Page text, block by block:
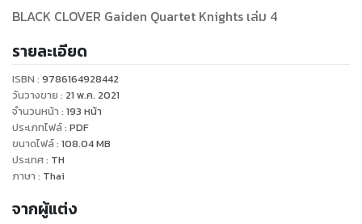
BLACK CLOVER Gaiden Quartet Knights เล่ม 4
รายละเอียด
ISBN : 9786164928442
วันวางขาย : 21 พ.ค. 2021
จำนวนหน้า : 193 หน้า
ประเภทไฟล์: PDF
ขนาดไฟล์: 108.04MB
ประเทศ: TH
ภาษา : Thai
จากผู้แต่ง